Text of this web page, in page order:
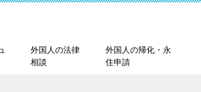
外国人の法律
相談
外国人の帰化・永
住申請